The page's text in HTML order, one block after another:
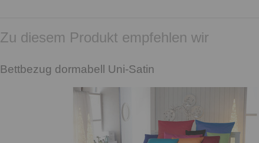
Zu diesem Produkt empfehlen wir
Bettbezug dormabell Uni-Satin